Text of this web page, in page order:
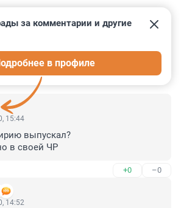
8
за комментарии и другие
в профиле
15:44
выпускал?
в своей ЧР
+0 –0
14:52